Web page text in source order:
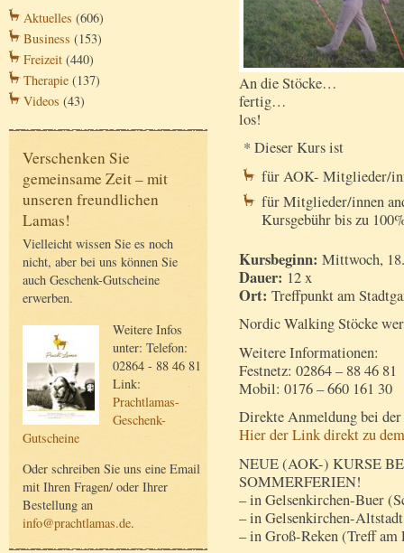
Aktuelles (606)
Business (153)
Freizeit (440)
Therapie (137)
Videos (43)
Verschenken Sie
gemeinsame Zeit – mit
unseren freundlichen
Lamas!
Vielleicht wissen Sie es noch
nicht, aber bei uns können Sie
auch Geschenk-Gutscheine
erwerben.
Weitere Infos
unter: Telefon:
02864 - 88 46 81
Link:
Prachtlamas-
Geschenk-
Gutscheine
Oder schreiben Sie uns eine Email
mit Ihren Fragen/ oder Ihrer
Bestellung an
info@prachtlamas.de.
An die Stöcke…
fertig…
los!
* Dieser Kurs ist
für AOK- Mitglieder/
für Mitglieder/innen
Kursgebühr bis zu
Kursbeginn: Mittwoch,
Dauer: 12 x
Ort: Treffpunkt am
Nordic Walking Stöcke
Weitere Informationen:
Festnetz: 02864 – 88 46 81
Mobil: 0176 – 660 161 30
Direkte Anmeldung bei
Hier der Link direkt zu
NEUE (AOK-) KURSE
SOMMERFERIEN!
– in Gelsenkirchen-Buer
– in Gelsenkirchen-
– in Groß-Reken (Treff